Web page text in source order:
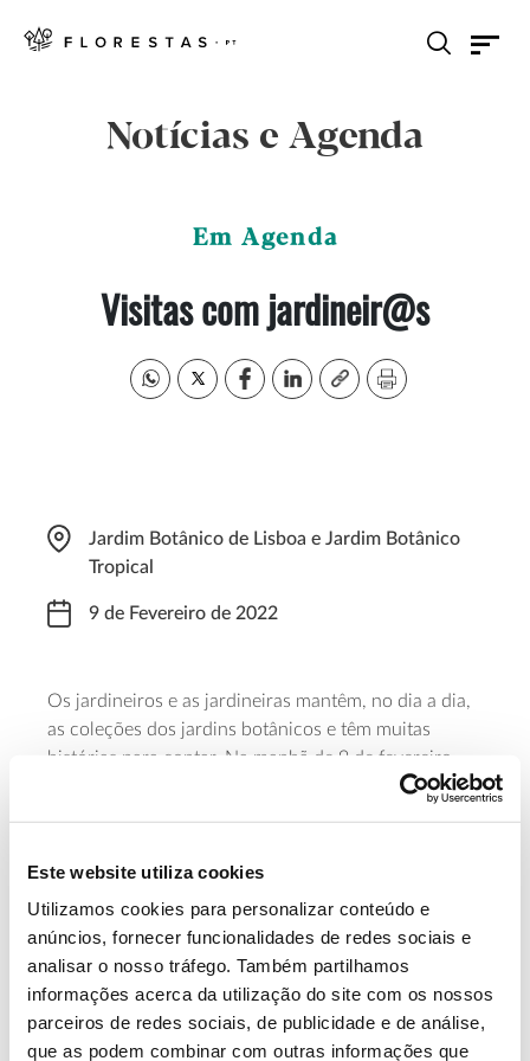
Este website utiliza cookies
Utilizamos cookies para personalizar conteúdo e
anúncios, fornecer funcionalidades de redes sociais e
analisar o nosso tráfego. Também partilhamos
informações acerca da utilização do site com os nossos
parceiros de redes sociais, de publicidade e de análise,
que as podem combinar com outras informações que
Notícias e Agenda
Em Agenda
Visitas com jardineir@s
Jardim Botânico de Lisboa e Jardim Botânico
Tropical
9 de Fevereiro de 2022
Os jardineiros e as jardineiras mantêm, no dia a dia,
as coleções dos jardins botânicos e têm muitas
histórias para contar. Na manhã de 9 de fevereiro,
vão proporcionar uma visita especial ao Jardim
Saiba mais sobre esta atividade
13.07.2026
Genoma do priolo e de outras espécies em risco: